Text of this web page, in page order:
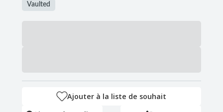
Vaulted
Ajouter à la liste de souhait